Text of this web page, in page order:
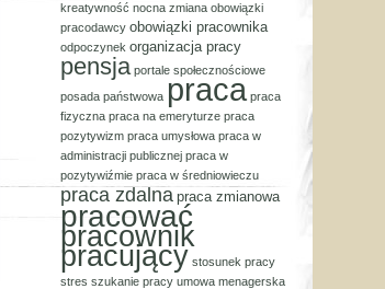
kreatywność nocna zmiana obowiązki
pracodawcy obowiązki pracownika
odpoczynek organizacja pracy
pensja portale społecznościowe
posada państwowa praca praca
fizyczna praca na emeryturze praca
pozytywizm praca umysłowa praca w
administracji publicznej praca w
pozytywiźmie praca w średniowieczu
praca zdalna praca zmianowa
pracować
pracownik
pracujący stosunek pracy
stres szukanie pracy umowa menagerska